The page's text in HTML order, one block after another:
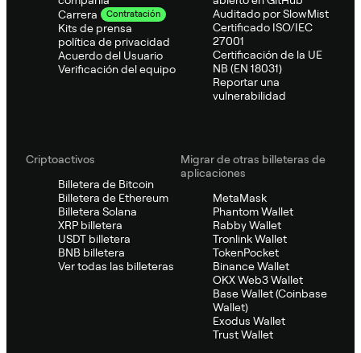
Carrera
Contratación
Kits de prensa
política de privacidad
Acuerdo del Usuario
Verificación del equipo
Auditado por SlowMist
Certificado ISO/IEC
27001
Certificación de la UE
NB (EN 18031)
Reportar una
vulnerabilidad
Criptoactivos
Billetera de Bitcoin
Billetera de Ethereum
Billetera Solana
XRP billetera
USDT billetera
BNB billetera
Ver todas las billeteras
Migrar de otras billeteras de
aplicaciones
MetaMask
Phantom Wallet
Rabby Wallet
Tronlink Wallet
TokenPocket
Binance Wallet
OKX Web3 Wallet
Base Wallet (Coinbase
Wallet)
Exodus Wallet
Trust Wallet